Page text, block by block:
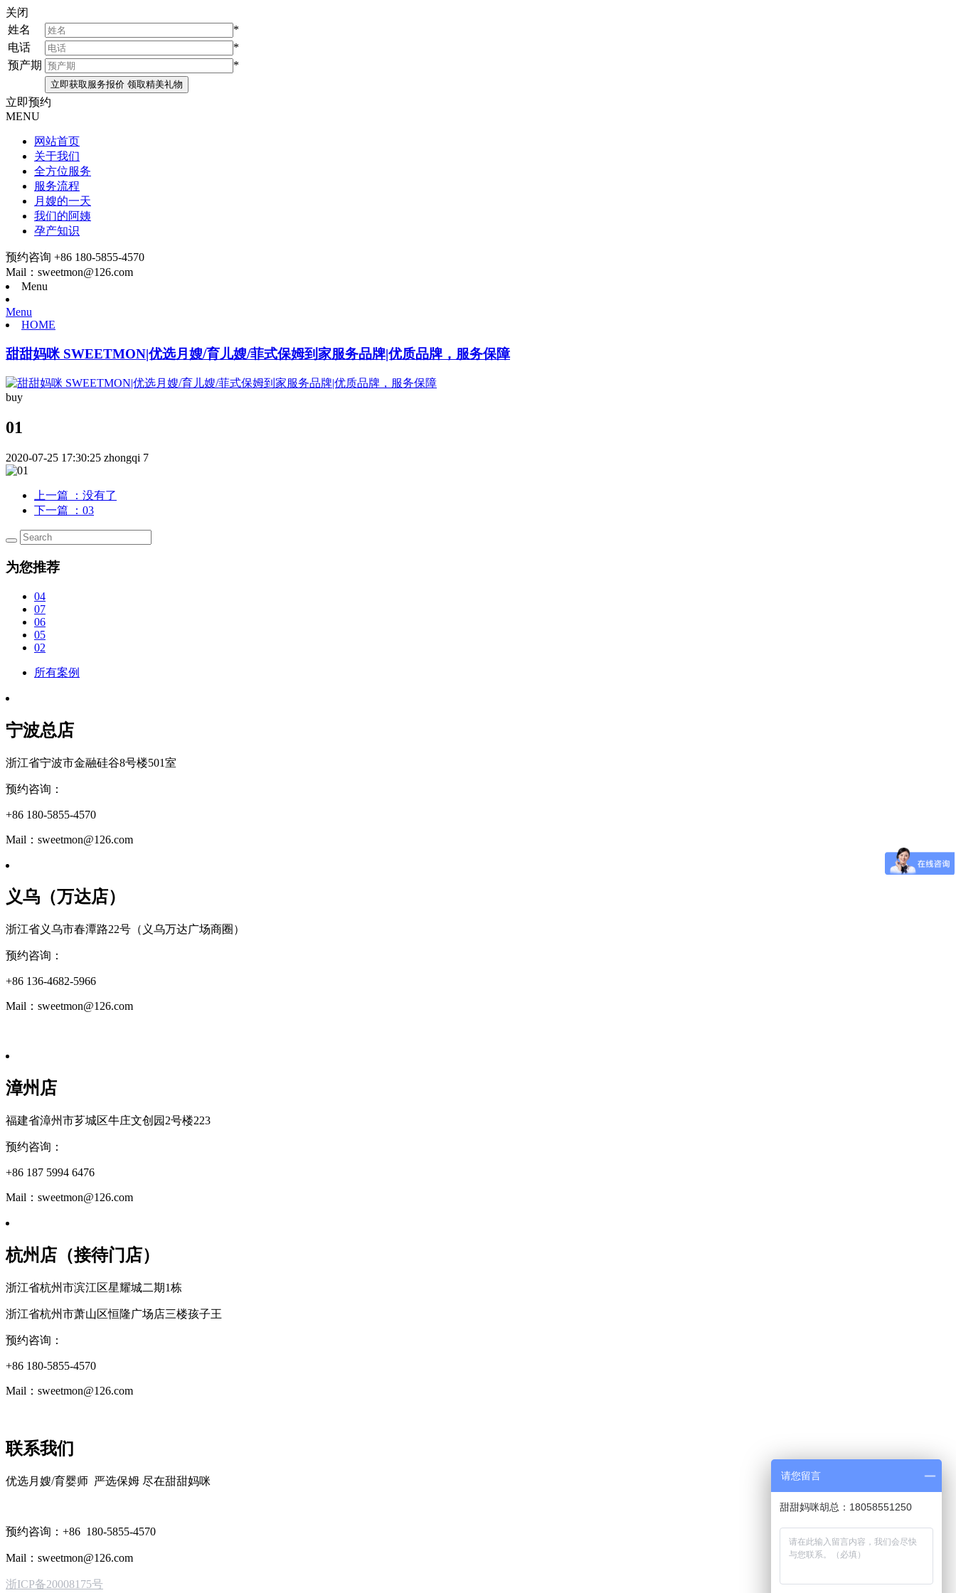
关闭
姓名
*
电话
*
预产期
*
立即预约
MENU
网站首页
关于我们
全方位服务
服务流程
月嫂的一天
我们的阿姨
孕产知识
预约咨询 +86 180-5855-4570
Mail：sweetmon@126.com
Menu
Menu
HOME
甜甜妈咪 SWEETMON|优选月嫂/育儿嫂/菲式保姆到家服务品牌|优质品牌，服务保障
buy
01
2020-07-25 17:30:25 zhongqi 7
上一篇
：没有了
下一篇
：03
为您推荐
04
07
06
05
02
所有案例
宁波总店
浙江省宁波市金融硅谷8号楼501室
预约咨询：
+86 180-5855-4570
Mail：sweetmon@126.com
义乌（万达店）
浙江省义乌市春潭路22号（义乌万达广场商圈）
预约咨询：
+86 136-4682-5966
Mail：sweetmon@126.com
漳州店
福建省漳州市芗城区牛庄文创园2号楼223
预约咨询：
+86 187 5994 6476
Mail：sweetmon@126.com
杭州店（接待门店）
浙江省杭州市滨江区星耀城二期1栋
浙江省杭州市萧山区恒隆广场店三楼孩子王
预约咨询：
+86 180-5855-4570
Mail：sweetmon@126.com
联系我们
优选月嫂/育婴师 严选保姆 尽在甜甜妈咪
预约咨询：+86 180-5855-4570
Mail：sweetmon@126.com
浙ICP备20008175号
请您留言
甜甜妈咪胡总：18058551250